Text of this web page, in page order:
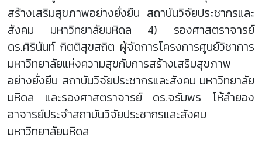
สร้างเสริมสุขภาพอย่างยั่งยืน สถาบันวิจัยประชากรและ
สังคม มหาวิทยาลัยมหิดล 4) รองศาสตราจารย์
ดร.ศิรินันท์ กิตติสุขสถิต ผู้จัดการโครงการศูนย์วิชาการ
มหาวิทยาลัยแห่งความสุขกับการสร้างเสริมสุขภาพ
อย่างยั่งยืน สถาบันวิจัยประชากรและสังคม มหาวิทยาลัย
มหิดล และรองศาสตราจารย์ ดร.จรัมพร โห้ลำยอง
อาจารย์ประจำสถาบันวิจัยประชากรและสังคม
มหาวิทยาลัยมหิดล